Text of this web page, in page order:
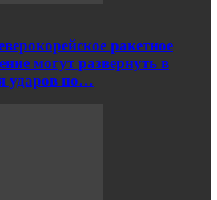
ракетное
могут развернуть в
ударов по…